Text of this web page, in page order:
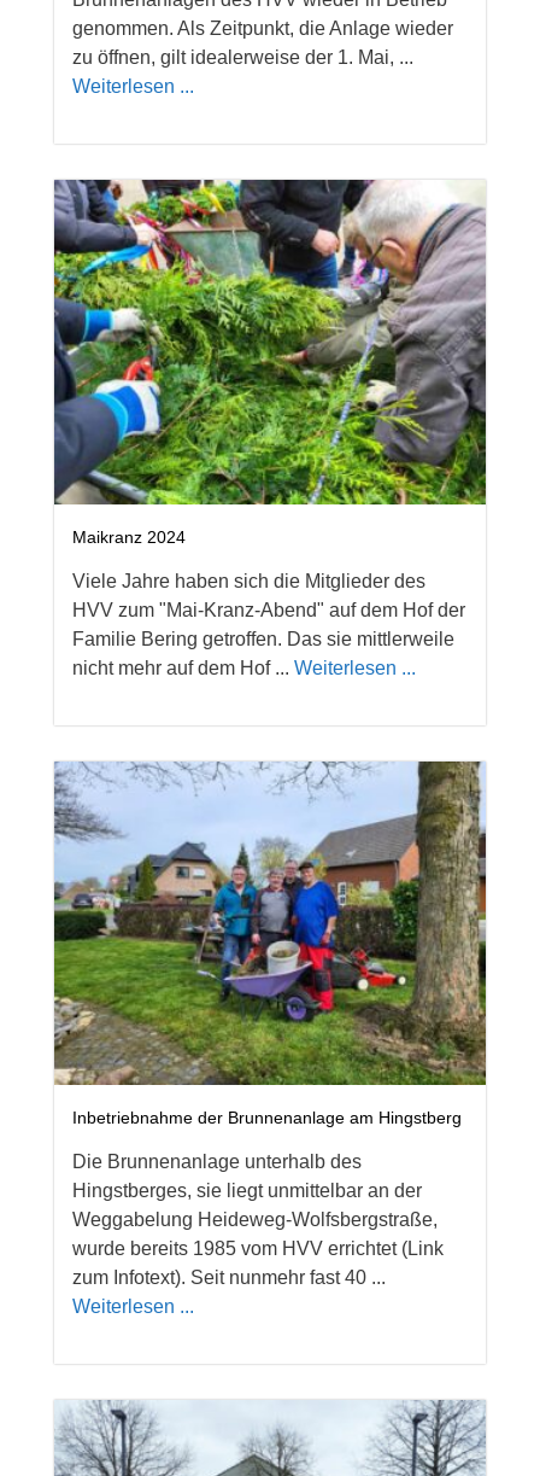
genommen. Als Zeitpunkt, die Anlage wieder
zu öffnen, gilt idealerweise der 1. Mai, ...
Weiterlesen ...
Maikranz 2024
Viele Jahre haben sich die Mitglieder des
HVV zum "Mai-Kranz-Abend" auf dem Hof der
Familie Bering getroffen. Das sie mittlerweile
nicht mehr auf dem Hof ... Weiterlesen ...
Inbetriebnahme der Brunnenanlage am Hingstberg
Die Brunnenanlage unterhalb des
Hingstberges, sie liegt unmittelbar an der
Weggabelung Heideweg-Wolfsbergstraße,
wurde bereits 1985 vom HVV errichtet (Link
zum Infotext). Seit nunmehr fast 40 ...
Weiterlesen ...